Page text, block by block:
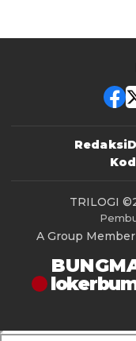
Redaksi
TRILOGI
A Group